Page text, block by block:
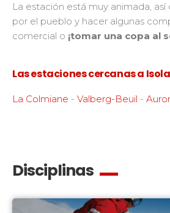
La estación está muy animada,
por el pueblo y hacer algunas
comercial o ¡tomar una copa al
Las estaciones cercanas a
La Colmiane - Valberg-Beuil -
Disciplinas